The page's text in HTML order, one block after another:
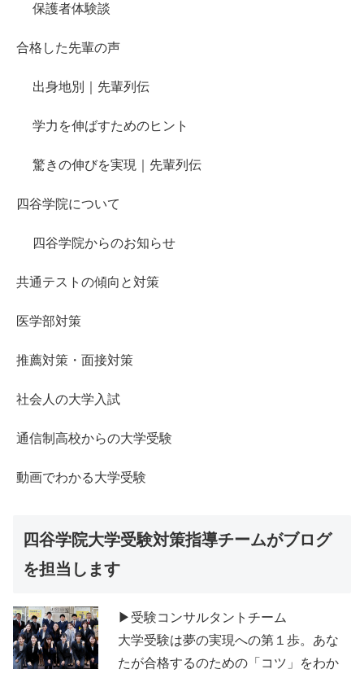
保護者体験談
合格した先輩の声
出身地別｜先輩列伝
学力を伸ばすためのヒント
驚きの伸びを実現｜先輩列伝
四谷学院について
四谷学院からのお知らせ
共通テストの傾向と対策
医学部対策
推薦対策・面接対策
社会人の大学入試
通信制高校からの大学受験
動画でわかる大学受験
四谷学院大学受験対策指導チームがブログ
を担当します
▶受験コンサルタントチーム
大学受験は夢の実現への第１歩。あな
たが合格するのための「コツ」をわか